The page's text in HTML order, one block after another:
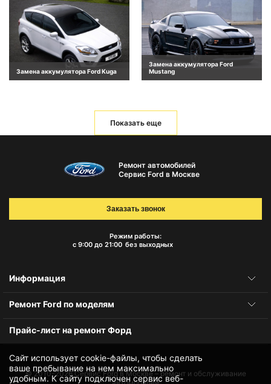
Замена аккумулятора Ford Kuga
Замена аккумулятора Ford
Mustang
Показать еще
Сайт использует cookie-файлы, чтобы сделать
ваше пребывание на нем максимально
удобным. К cайту подключен сервис веб-
Ремонт автомобилей
Сервис Ford в Москве
Режим работы:
с 9:00 до 21:00 без выходных
Заказать звонок
Информация
Ремонт Ford по моделям
Прайс-лист на ремонт Форд
© 2010-2026Сервис Ford в Москве – ремонт и обслуживание